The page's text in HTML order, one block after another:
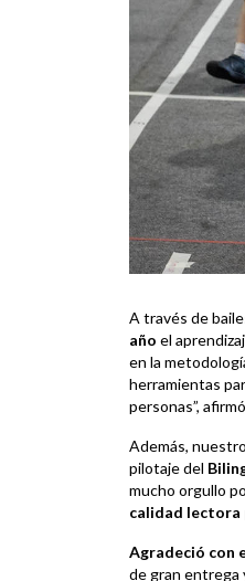
A través de
año el
en la
herramientas
personas”,
Además,
pilotaje del
mucho orgullo
calidad lectora
Agradeció con
de gran entrega